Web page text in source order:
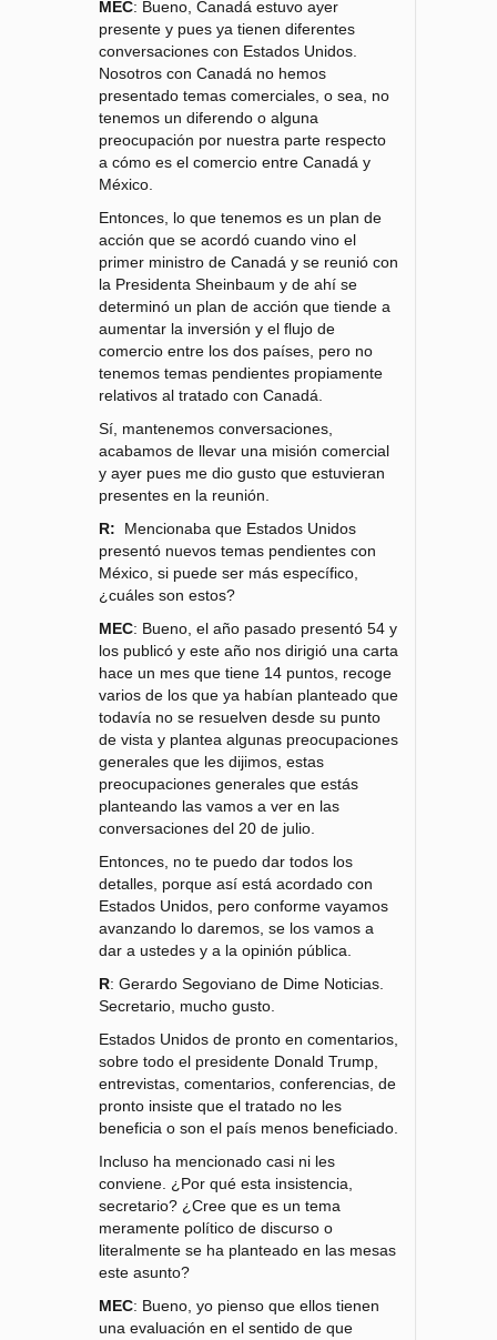
MEC: Bueno, Canadá estuvo ayer
presente y pues ya tienen diferentes
conversaciones con Estados Unidos.
Nosotros con Canadá no hemos
presentado temas comerciales, o sea, no
tenemos un diferendo o alguna
preocupación por nuestra parte respecto
a cómo es el comercio entre Canadá y
México.
Entonces, lo que tenemos es un plan de
acción que se acordó cuando vino el
primer ministro de Canadá y se reunió con
la Presidenta Sheinbaum y de ahí se
determinó un plan de acción que tiende a
aumentar la inversión y el flujo de
comercio entre los dos países, pero no
tenemos temas pendientes propiamente
relativos al tratado con Canadá.
Sí, mantenemos conversaciones,
acabamos de llevar una misión comercial
y ayer pues me dio gusto que estuvieran
presentes en la reunión.
R: Mencionaba que Estados Unidos
presentó nuevos temas pendientes con
México, si puede ser más específico,
¿cuáles son estos?
MEC: Bueno, el año pasado presentó 54 y
los publicó y este año nos dirigió una carta
hace un mes que tiene 14 puntos, recoge
varios de los que ya habían planteado que
todavía no se resuelven desde su punto
de vista y plantea algunas preocupaciones
generales que les dijimos, estas
preocupaciones generales que estás
planteando las vamos a ver en las
conversaciones del 20 de julio.
Entonces, no te puedo dar todos los
detalles, porque así está acordado con
Estados Unidos, pero conforme vayamos
avanzando lo daremos, se los vamos a
dar a ustedes y a la opinión pública.
R: Gerardo Segoviano de Dime Noticias.
Secretario, mucho gusto.
Estados Unidos de pronto en comentarios,
sobre todo el presidente Donald Trump,
entrevistas, comentarios, conferencias, de
pronto insiste que el tratado no les
beneficia o son el país menos beneficiado.
Incluso ha mencionado casi ni les
conviene. ¿Por qué esta insistencia,
secretario? ¿Cree que es un tema
meramente político de discurso o
literalmente se ha planteado en las mesas
este asunto?
MEC: Bueno, yo pienso que ellos tienen
una evaluación en el sentido de que